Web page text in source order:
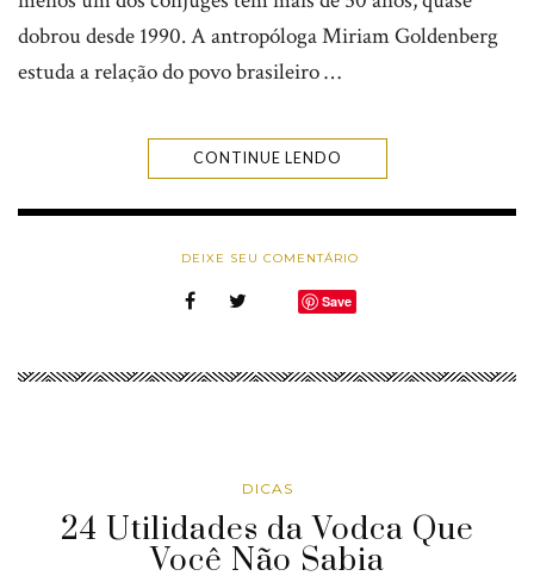
dobrou desde 1990. A antropóloga Miriam Goldenberg
estuda a relação do povo brasileiro …
CONTINUE LENDO
DEIXE SEU COMENTÁRIO
Save
DICAS
24 Utilidades da Vodca Que
Você Não Sabia